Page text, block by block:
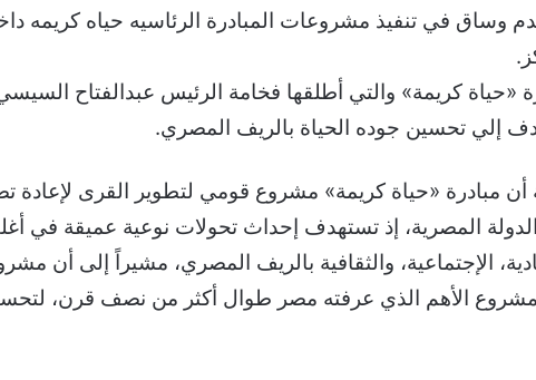
«حياة كريمة» والتي أطلقها فخامة الرئيس عبدالفتاح
إلي تحسين جوده الحياة بالريف المصري.
مبادرة «حياة كريمة» مشروع قومي لتطوير القرى لإعادة
المصرية، إذ تستهدف إحداث تحولات نوعية عميقة في
الإجتماعية، والثقافية بالريف المصري، مشيراً إلى أن
الأهم الذي عرفته مصر طوال أكثر من نصف قرن،